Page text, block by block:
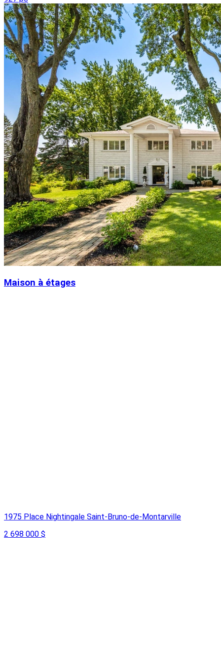
Maison à étages
1975 Place Nightingale Saint-Bruno-de-Montarville
2 698 000 $